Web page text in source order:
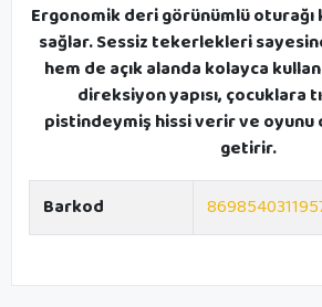
Ergonomik deri görünümlü
sağlar. Sessiz tekerlekleri
hem de açık alanda kolayca
direksiyon yapısı, çocuklara
pistindeymiş hissi verir ve oyunu
getirir.
Barkod